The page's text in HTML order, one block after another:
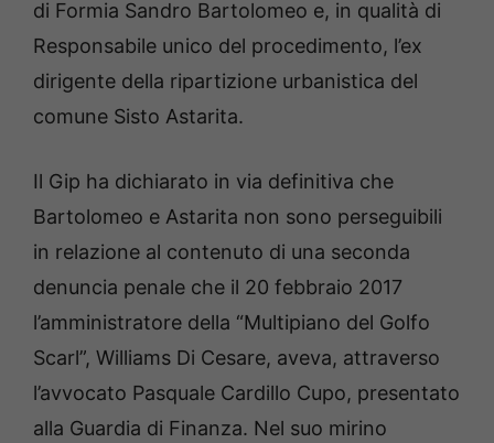
di Formia Sandro Bartolomeo e, in qualità di
Responsabile unico del procedimento, l’ex
dirigente della ripartizione urbanistica del
comune Sisto Astarita.
Il Gip ha dichiarato in via definitiva che
Bartolomeo e Astarita non sono perseguibili
in relazione al contenuto di una seconda
denuncia penale che il 20 febbraio 2017
l’amministratore della “Multipiano del Golfo
Scarl”, Williams Di Cesare, aveva, attraverso
l’avvocato Pasquale Cardillo Cupo, presentato
alla Guardia di Finanza. Nel suo mirino